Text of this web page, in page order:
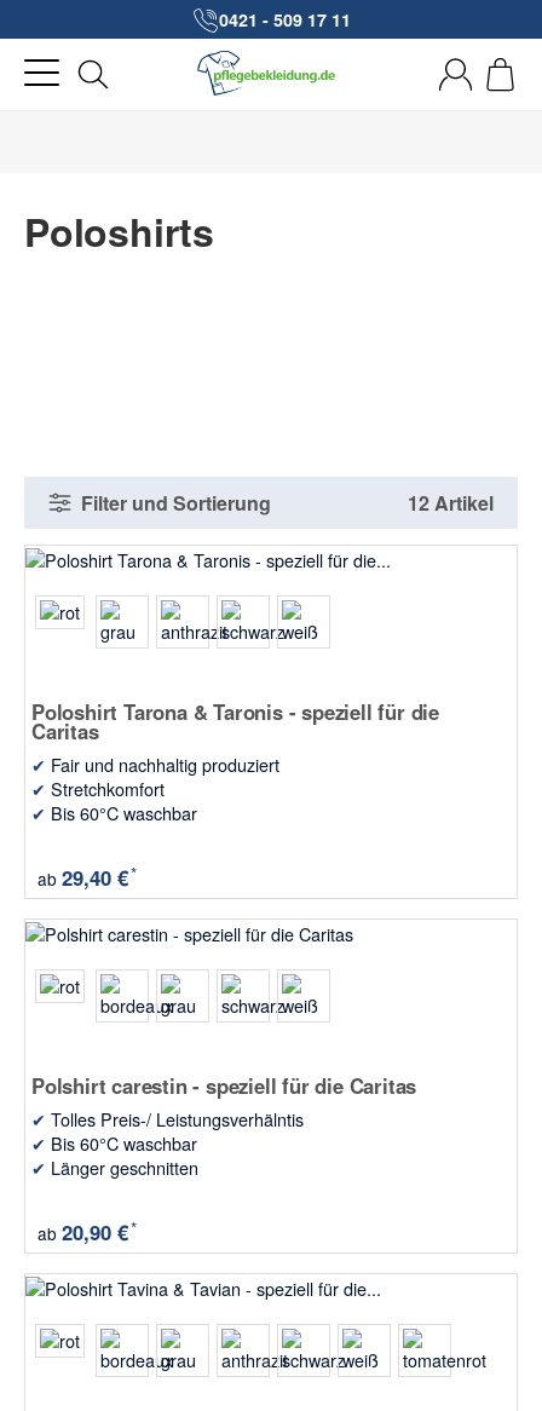
0421 - 509 17 11
Poloshirts
Filter und Sortierung 12 Artikel
Poloshirt Tarona & Taronis - speziell für die
Caritas
✔ Fair und nachhaltig produziert
✔ Stretchkomfort
✔ Bis 60°C waschbar
ab 29,40 €*
Polshirt carestin - speziell für die Caritas
✔ Tolles Preis-/ Leistungsverhälntis
✔ Bis 60°C waschbar
✔ Länger geschnitten
ab 20,90 €*